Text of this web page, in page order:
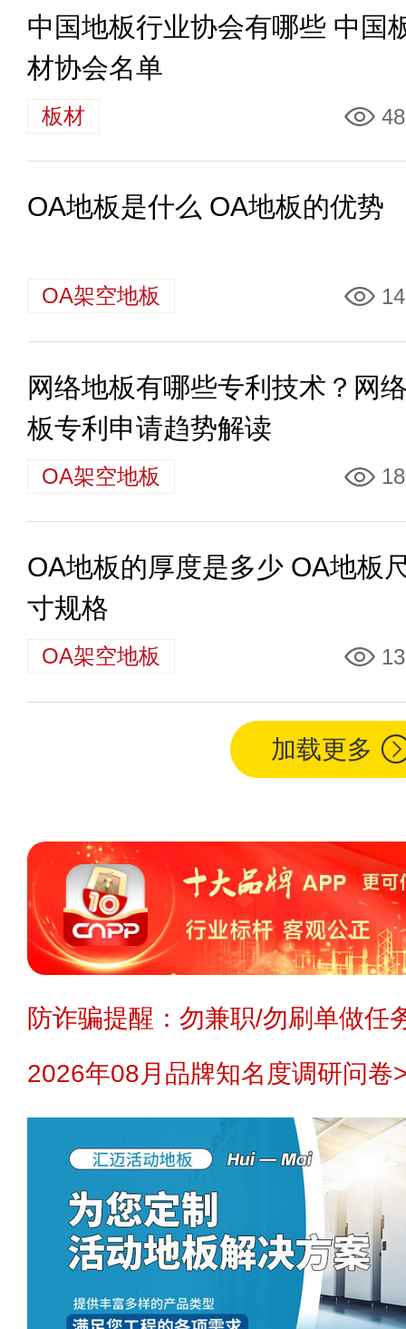
中国地板行业协会有哪些 中国
材协会名单
板材
OA地板是什么 OA地板的优势
OA架空地板
网络地板有哪些专利技术？网
板专利申请趋势解读
OA架空地板
OA地板的厚度是多少 OA地板
寸规格
OA架空地板
加载更多
防诈骗提醒：勿兼职/勿刷单做任
2026年08月品牌知名度调研问卷